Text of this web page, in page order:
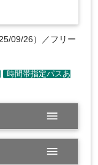
09/26）／フリー
menu
menu